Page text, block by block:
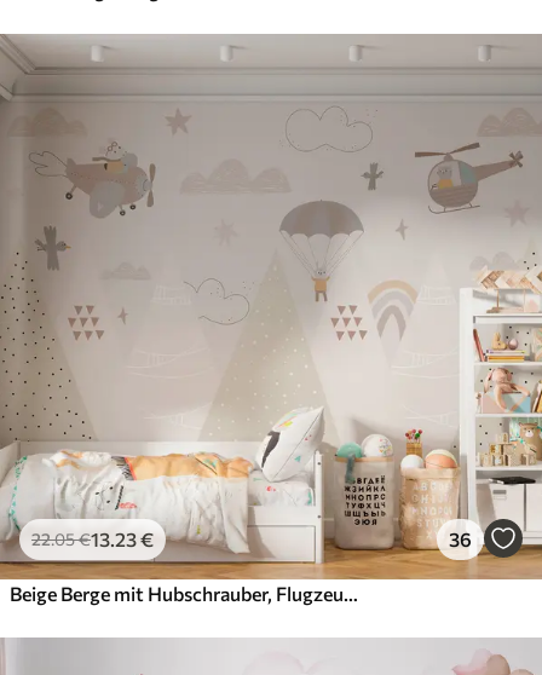
22.05€13 .23€ 36